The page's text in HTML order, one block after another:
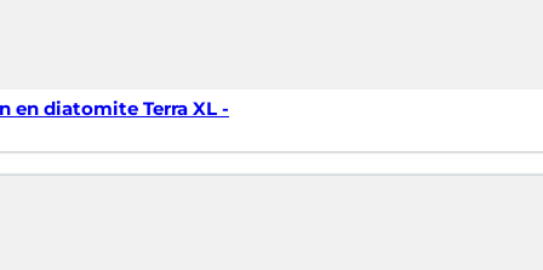
en diatomite Terra XL -